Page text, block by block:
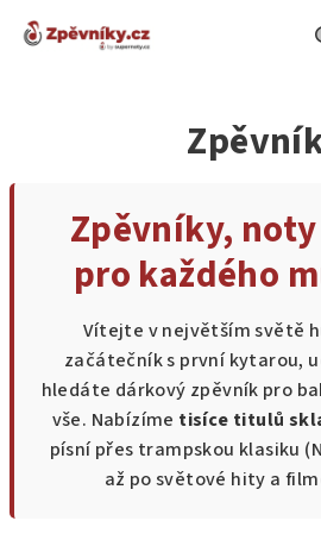
Zpěvníky,
pro každého
Vítejte v největším světě
začátečník s první kytarou,
hledáte dárkový zpěvník pro
vše. Nabízíme tisíce titulů
písní přes trampskou klasiku
až po světové hity a